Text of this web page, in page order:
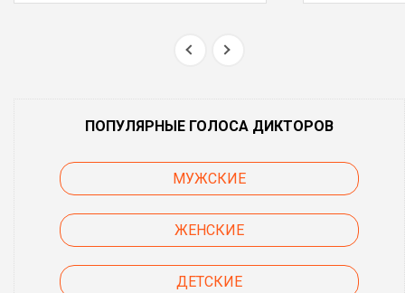
ПОПУЛЯРНЫЕ ГОЛОСА ДИКТОРОВ
МУЖСКИЕ
ЖЕНСКИЕ
ДЕТСКИЕ